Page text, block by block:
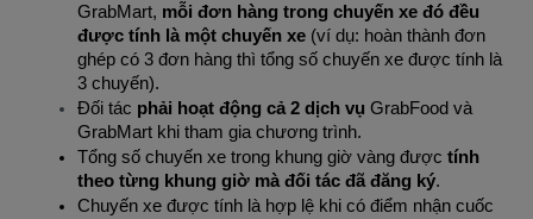
GrabMart, mỗi đơn hàng trong chuyến xe đó đều
được tính là một chuyến xe (ví dụ: hoàn thành đơn
ghép có 3 đơn hàng thì tổng số chuyến xe được tính là
3 chuyến).
Đối tác phải hoạt động cả 2 dịch vụ GrabFood và
GrabMart khi tham gia chương trình.
Tổng số chuyến xe trong khung giờ vàng được tính
theo từng khung giờ mà đối tác đã đăng ký.
Chuyến xe được tính là hợp lệ khi có điểm nhận cuốc